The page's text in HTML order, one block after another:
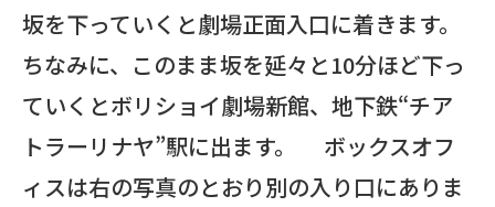
坂を下っていくと劇場正面入口に着きます。
ちなみに、このまま坂を延々と10分ほど下っ
ていくとボリショイ劇場新館、地下鉄“チア
トラーリナヤ”駅に出ます。 ボックスオフ
ィスは右の写真のとおり別の入り口にありま